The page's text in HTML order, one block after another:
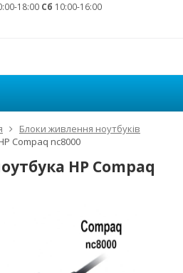
18:00 Сб 10:00-16:00
Блоки живлення ноутбуків
Compaq nc8000
HP Compaq